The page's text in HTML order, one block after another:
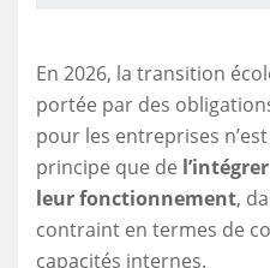
En 2026, la transition
portée par des
pour les entreprises
principe que de
leur fonctionnement,
contraint en termes de
capacités internes.